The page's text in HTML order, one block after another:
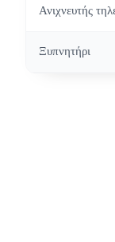
Ανιχνευτής
Ξυπνητήρι